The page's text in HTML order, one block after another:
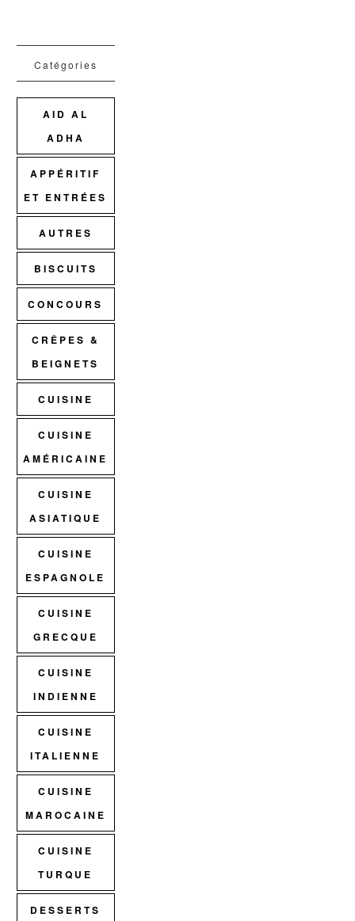
Catégories
AID AL
ADHA
APPÉRITIF
ET ENTRÉES
AUTRES
BISCUITS
CONCOURS
CRÊPES &
BEIGNETS
CUISINE
CUISINE
AMÉRICAINE
CUISINE
ASIATIQUE
CUISINE
ESPAGNOLE
CUISINE
GRECQUE
CUISINE
INDIENNE
CUISINE
ITALIENNE
CUISINE
MAROCAINE
CUISINE
TURQUE
DESSERTS